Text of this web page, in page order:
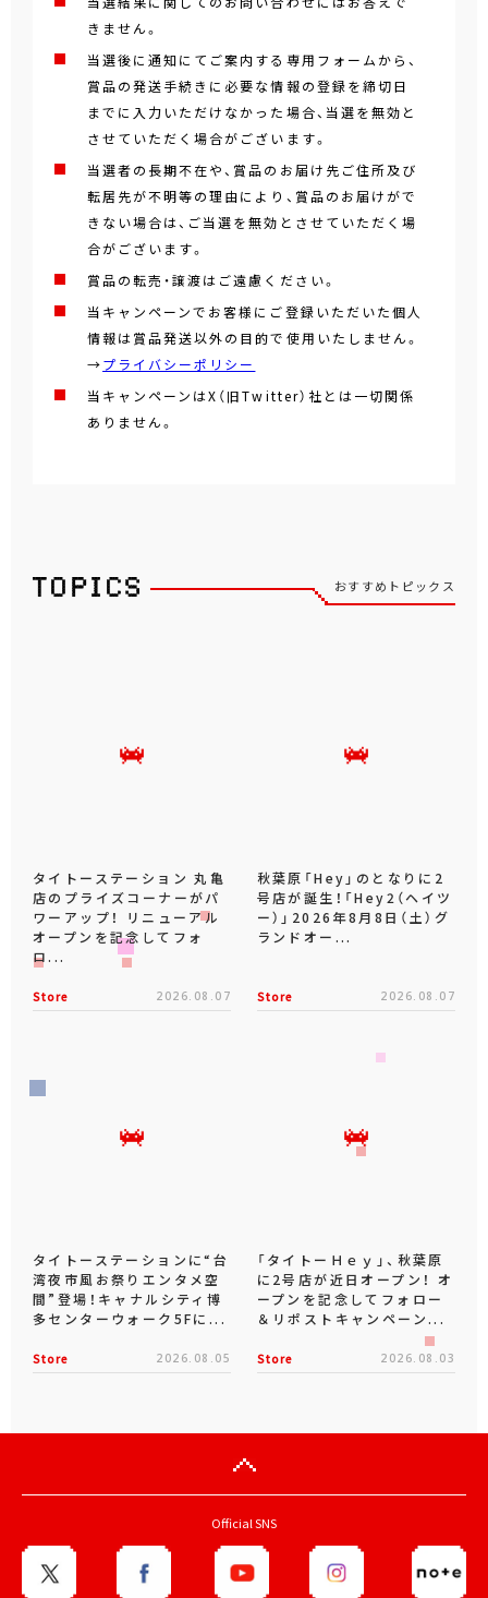
きません。
当選後に通知にてご案内する専用フォームから、
賞品の発送手続きに必要な情報の登録を締切日
までに入力いただけなかった場合、当選を無効と
させていただく場合がございます。
当選者の長期不在や、賞品のお届け先ご住所及び
転居先が不明等の理由により、賞品のお届けがで
きない場合は、ご当選を無効とさせていただく場
合がございます。
賞品の転売・譲渡はご遠慮ください。
当キャンペーンでお客様にご登録いただいた個人
情報は賞品発送以外の目的で使用いたしません。
→プライバシーポリシー
当キャンペーンはX（旧Twitter）社とは一切関係
ありません。
おすすめトピックス
タイトーステーション 丸亀
店のプライズコーナーがパ
ワーアップ！ リニューアル
オープンを記念してフォ
ロ...
Store 2026.08.07
秋葉原「Hey」のとなりに2
号店が誕生！「Hey2（ヘイツ
ー）」2026年8月8日（土）グ
ランドオー...
Store 2026.08.07
タイトーステーションに“台
湾夜市風お祭りエンタメ空
間”登場！キャナルシティ博
多センターウォーク5Fに...
Store 2026.08.05
「タイトーＨｅｙ」、秋葉原
に2号店が近日オープン！ オ
ープンを記念してフォロー
＆リポストキャンペーン...
Store 2026.08.03
Official SNS